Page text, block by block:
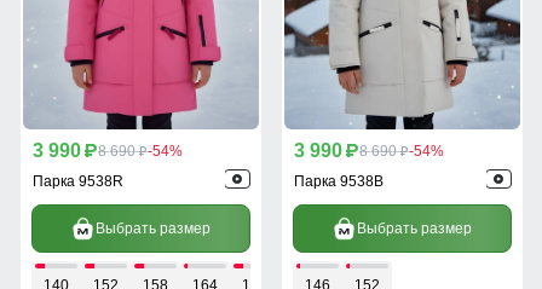
3 990 p8 690 p-54%
Парка 9538R
Выбрать размер
140 152 158 164 170
3 990 p8 690 p-54%
Парка 9538B
Выбрать размер
146 152